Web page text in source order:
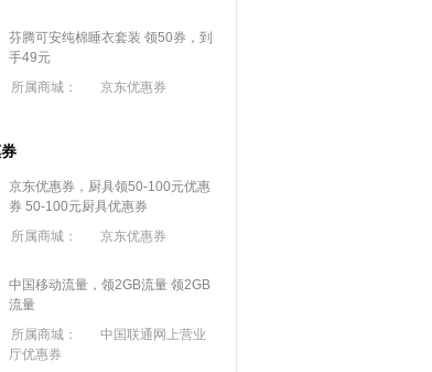
芬腾可安纯棉睡衣套装 领50券，到
手49元
所属商城：
京东优惠券
京东优惠券，厨具领50-100元优惠
券 50-100元厨具优惠券
所属商城：
京东优惠券
中国移动流量，领2GB流量 领2GB
流量
所属商城：
中国联通网上营业
厅优惠券